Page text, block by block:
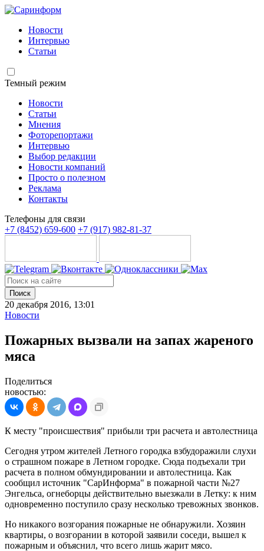
Новости
Интервью
Статьи
Темный режим
Новости
Статьи
Мнения
Фоторепортажи
Интервью
Выбор редакции
Новости компаний
Просто о полезном
Реклама
Контакты
Телефоны для связи
+7 (8452) 659-600 +7 (917) 982-81-37
Поиск
20 декабря 2016, 13:01
Новости
Пожарных вызвали на запах жареного
мяса
Поделиться
новостью:
К месту "происшествия" прибыли три расчета и автолестница
Сегодня утром жителей Летного городка взбудоражили слухи
о страшном пожаре в Летном городке. Сюда подъехали три
расчета в полном обмундировании и автолестница. Как
сообщил источник "СарИнформа" в пожарной части №27
Энгельса, огнеборцы действительно выезжали в Летку: к ним
одновременно поступило сразу несколько тревожных звонков.
Но никакого возгорания пожарные не обнаружили. Хозяин
квартиры, о возгорании в которой заявили соседи, вышел к
пожарным и объяснил, что всего лишь жарит мясо.